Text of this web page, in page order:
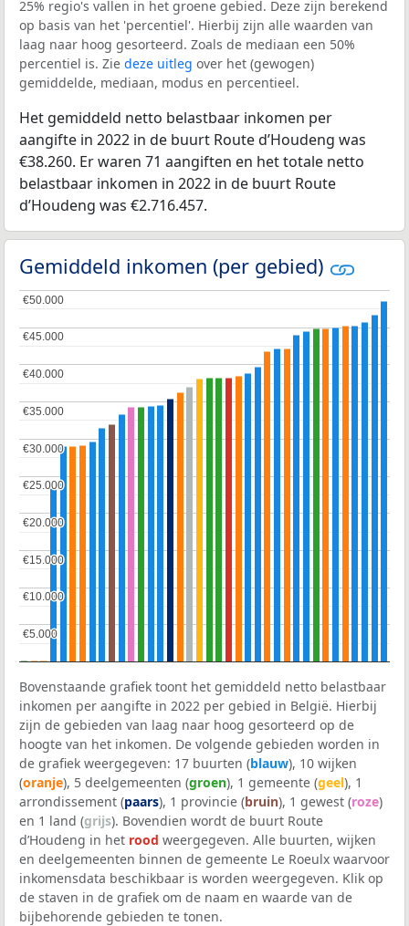
25% regio's vallen in het groene gebied. Deze zijn berekend
op basis van het 'percentiel'. Hierbij zijn alle waarden van
laag naar hoog gesorteerd. Zoals de mediaan een 50%
percentiel is. Zie deze uitleg over het (gewogen)
gemiddelde, mediaan, modus en percentieel.
Het gemiddeld netto belastbaar inkomen per
aangifte in 2022 in de buurt Route d’Houdeng was
€38.260. Er waren 71 aangiften en het totale netto
belastbaar inkomen in 2022 in de buurt Route
d’Houdeng was €2.716.457.
Gemiddeld inkomen (per gebied)
€5.000
€5.000
€10.000
€10.000
€15.000
€15.000
€20.000
€20.000
€25.000
€25.000
€30.000
€30.000
€35.000
€35.000
€40.000
€40.000
€45.000
€45.000
€50.000
€50.000
Bovenstaande grafiek toont het gemiddeld netto belastbaar
inkomen per aangifte in 2022 per gebied in België. Hierbij
zijn de gebieden van laag naar hoog gesorteerd op de
hoogte van het inkomen. De volgende gebieden worden in
de grafiek weergegeven: 17 buurten (blauw), 10 wijken
(oranje), 5 deelgemeenten (groen), 1 gemeente (geel), 1
arrondissement (paars), 1 provincie (bruin), 1 gewest (roze)
en 1 land (grijs). Bovendien wordt de buurt Route
d’Houdeng in het rood weergegeven. Alle buurten, wijken
en deelgemeenten binnen de gemeente Le Roeulx waarvoor
inkomensdata beschikbaar is worden weergegeven. Klik op
de staven in de grafiek om de naam en waarde van de
bijbehorende gebieden te tonen.